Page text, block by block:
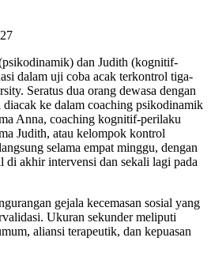
dan Judith (kognitif-
dalam uji coba acak terkontrol tiga-
Seratus dua orang dewasa dengan
diacak ke dalam coaching psikodinamik
Anna, coaching kognitif-perilaku
Judith, atau kelompok kontrol
selama empat minggu, dengan
di akhir intervensi dan sekali lagi pada
gejala kecemasan sosial yang
Ukuran sekunder meliputi
aliansi terapeutik, dan kepuasan